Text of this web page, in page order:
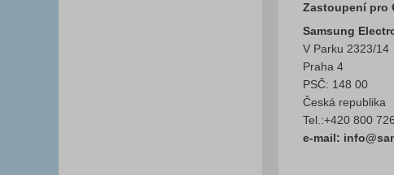
Zastoupení pro
Samsung
V Parku 2323/14
Praha 4
PSČ: 148 00
Česká republika
Tel.:+420 800
e-mail: